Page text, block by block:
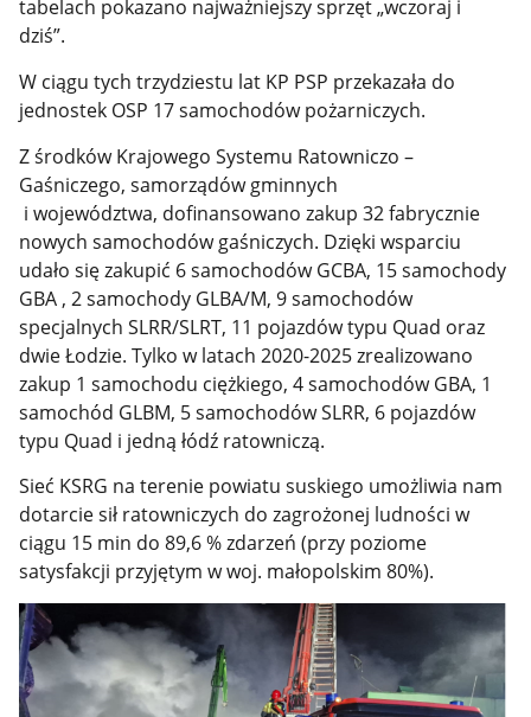
tabelach pokazano najważniejszy sprzęt „wczoraj i
dziś”.
W ciągu tych trzydziestu lat KP PSP przekazała do
jednostek OSP 17 samochodów pożarniczych.
Z środków Krajowego Systemu Ratowniczo –
Gaśniczego, samorządów gminnych
i województwa, dofinansowano zakup 32 fabrycznie
nowych samochodów gaśniczych. Dzięki wsparciu
udało się zakupić 6 samochodów GCBA, 15 samochody
GBA , 2 samochody GLBA/M, 9 samochodów
specjalnych SLRR/SLRT, 11 pojazdów typu Quad oraz
dwie Łodzie. Tylko w latach 2020-2025 zrealizowano
zakup 1 samochodu ciężkiego, 4 samochodów GBA, 1
samochód GLBM, 5 samochodów SLRR, 6 pojazdów
typu Quad i jedną łódź ratowniczą.
Sieć KSRG na terenie powiatu suskiego umożliwia nam
dotarcie sił ratowniczych do zagrożonej ludności w
ciągu 15 min do 89,6 % zdarzeń (przy poziome
satysfakcji przyjętym w woj. małopolskim 80%).